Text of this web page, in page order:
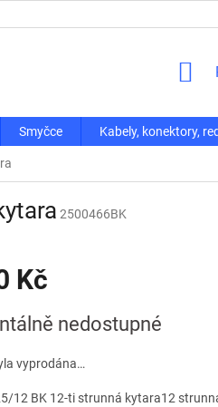
Smyčce Kabely, konektory,
2500466BK
Kč
nedostupné
vyprodána…
12 BK 12-ti strunná kytara12